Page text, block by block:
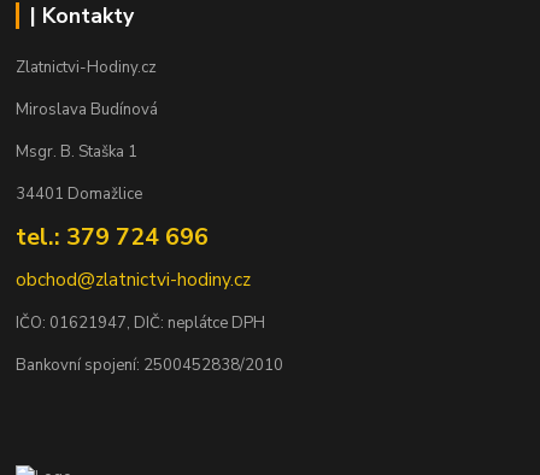
| Kontakty
Zlatnictvi-Hodiny.cz
Miroslava Budínová
Msgr. B. Staška 1
34401 Domažlice
tel.: 379 724 696
obchod@zlatnictvi-hodiny.cz
IČO: 01621947, DIČ: neplátce DPH
Bankovní spojení: 2500452838/2010